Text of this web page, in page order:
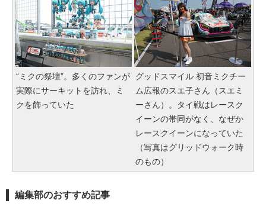
“ミクの祭壇”。多くのファンが
実際にサーキットを訪れ、ミ
クを飾っていた
グッドスマイル 初音ミクチー
ム広報のスエ子さん（スエミ
ーさん）。タイ戦はレースク
イーンの帯同がなく、なぜか
レースクイーンになっていた
（写真はグリッドウォーク時
のもの）
編集部のおすすめ記事